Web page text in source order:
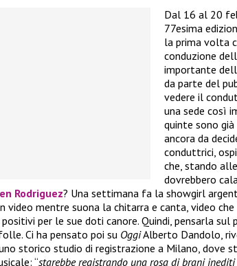
Dal 16 al 20
77esima
la prima volta
conduzione
importante
da parte del
vedere il
una sede così
quinte sono
ancora da
conduttrici,
che, stando
dovrebbero
Rodriguez? Una settimana fa la showgirl
video mentre suona la chitarra e canta, video
per le sue doti canore. Quindi, pensarla sul
Ci ha pensato poi su OggiAlberto Dandolo,
storico studio di registrazione a Milano, dove
“starebbe registrando una rosa di brani